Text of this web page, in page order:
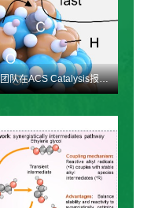
生态环境与资源效率研究实验室冀豪栋团队在ACS Catalysis报道了晶格无序构建级联催化位点促进CO2光氢化！